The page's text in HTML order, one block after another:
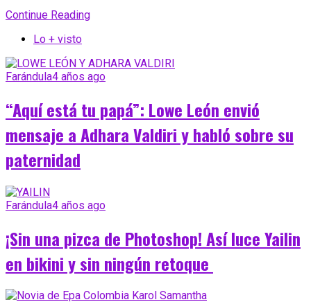
Continue Reading
Lo + visto
Farándula4 años ago
“Aquí está tu papá”: Lowe León envió
mensaje a Adhara Valdiri y habló sobre su
paternidad
Farándula4 años ago
¡Sin una pizca de Photoshop! Así luce Yailin
en bikini y sin ningún retoque